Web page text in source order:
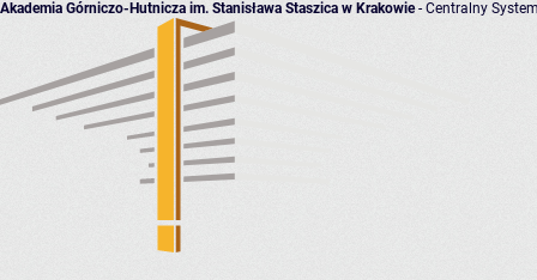
Akademia Górniczo-Hutnicza im. Stanisława Staszica w Krakowie- Centralny